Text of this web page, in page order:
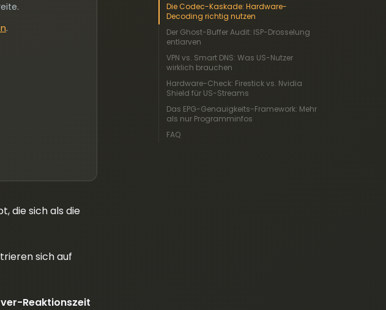
.
die sich als die
sich auf
Reaktionszeit
Die Codec-Kaskade: Hardware-
Decoding richtig nutzen
Der Ghost-Buffer Audit: ISP-Drosselung
entlarven
VPN vs. Smart DNS: Was US-Nutzer
wirklich brauchen
Hardware-Check: Firestick vs. Nvidia
Shield für US-Streams
Das EPG-Genauigkeits-Framework: Mehr
als nur Programminfos
FAQ